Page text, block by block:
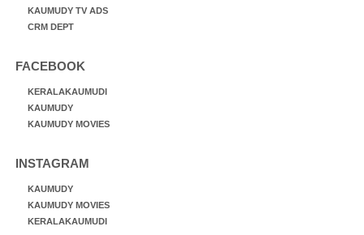
KAUMUDY TV ADS
CRM DEPT
FACEBOOK
KERALAKAUMUDI
KAUMUDY
KAUMUDY MOVIES
INSTAGRAM
KAUMUDY
KAUMUDY MOVIES
KERALAKAUMUDI